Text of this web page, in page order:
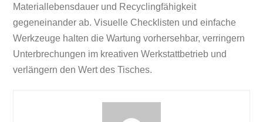
Materiallebensdauer und Recyclingfähigkeit
gegeneinander ab. Visuelle Checklisten und einfache
Werkzeuge halten die Wartung vorhersehbar, verringern
Unterbrechungen im kreativen Werkstattbetrieb und
verlängern den Wert des Tisches.